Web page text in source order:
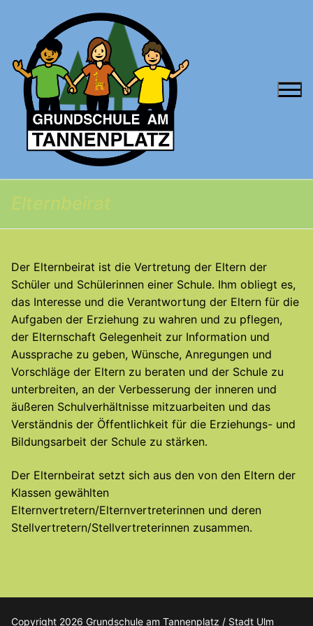
springen
Elternbeirat
Der Elternbeirat ist die Vertretung der Eltern der
Schüler und Schülerinnen einer Schule. Ihm obliegt es,
das Interesse und die Verantwortung der Eltern für die
Aufgaben der Erziehung zu wahren und zu pflegen,
der Elternschaft Gelegenheit zur Information und
Aussprache zu geben, Wünsche, Anregungen und
Vorschläge der Eltern zu beraten und der Schule zu
unterbreiten, an der Verbesserung der inneren und
äußeren Schulverhältnisse mitzuarbeiten und das
Verständnis der Öffentlichkeit für die Erziehungs- und
Bildungsarbeit der Schule zu stärken.
Der Elternbeirat setzt sich aus den von den Eltern der
Klassen gewählten
Elternvertretern/Elternvertreterinnen und deren
Stellvertretern/Stellvertreterinnen zusammen.
Copyright 2026 Grundschule am Tannenplatz / Stadt Ulm